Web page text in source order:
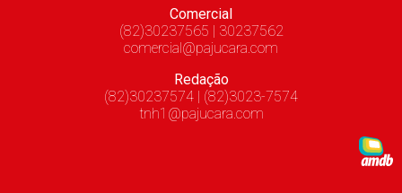
Comercial
(82)30237565 | 30237562
comercial@pajucara.com
Redação
(82)30237574 | (82)3023-7574
tnh1@pajucara.com